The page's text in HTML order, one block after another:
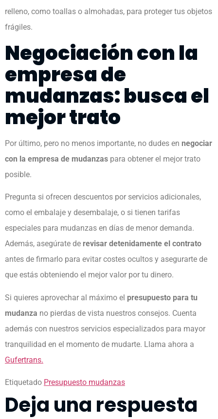
relleno, como toallas o almohadas, para proteger tus objetos
frágiles.
Negociación con la
empresa de
mudanzas: busca el
mejor trato
Por último, pero no menos importante, no dudes en negociar
con la empresa de mudanzas para obtener el mejor trato
posible.
Pregunta si ofrecen descuentos por servicios adicionales,
como el embalaje y desembalaje, o si tienen tarifas
especiales para mudanzas en días de menor demanda.
Además, asegúrate de revisar detenidamente el contrato
antes de firmarlo para evitar costes ocultos y asegurarte de
que estás obteniendo el mejor valor por tu dinero.
Si quieres aprovechar al máximo el presupuesto para tu
mudanza no pierdas de vista nuestros consejos. Cuenta
además con nuestros servicios especializados para mayor
tranquilidad en el momento de mudarte. Llama ahora a
Gufertrans.
Etiquetado Presupuesto mudanzas
Deja una respuesta